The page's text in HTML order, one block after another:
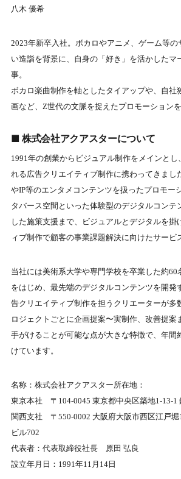
八木 優希
2023年新卒入社。ボカロやアニメ、ゲーム等
い造詣を背景に、自身の「好き」を活かしたマ
事。
ボカロ楽曲制作を軸としたタイアップや、自社
画など、Z世代の文脈を捉えたプロモーションを
■ 株式会社アクアスターについて
1991年の創業からビジュアル制作をメインとし
れる広告クリエイティブ制作に携わってきまし
やIP等のエンタメコンテンツを扱ったプロモー
タバース空間といった体験型のデジタルコンテ
した施策支援まで、ビジュアルとデジタルを掛
ィブ制作で顧客の事業課題解決に向けたサービ
当社には美術系大学や専門学校を卒業した約60
をはじめ、最先端のデジタルコンテンツを開発
告クリエイティブ制作を担うクリエーターが多
ロジェクトごとに企画提案〜実制作、改善提案
手がけることが可能な点が大きな特徴で、年間
けています。
名称：株式会社アクアスター所在地：
東京本社 〒104-0045 東京都中央区築地1-13-1
関西支社 〒550-0002 大阪府大阪市西区江戸堀
ビル702
代表者：代表取締役社長 原田 弘良
設立年月日：1991年11月14日